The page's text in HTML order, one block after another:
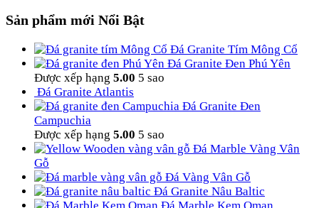
Sản phẩm mới Nổi Bật
Đá Granite Tím Mông Cổ
Đá Granite Đen Phú Yên
Được xếp hạng 5.00 5 sao
Đá Granite Atlantis
Đá Granite Đen
Campuchia
Được xếp hạng 5.00 5 sao
Đá Marble Vàng Vân
Gỗ
Đá Vàng Vân Gỗ
Đá Granite Nâu Baltic
Đá Marble Kem Oman